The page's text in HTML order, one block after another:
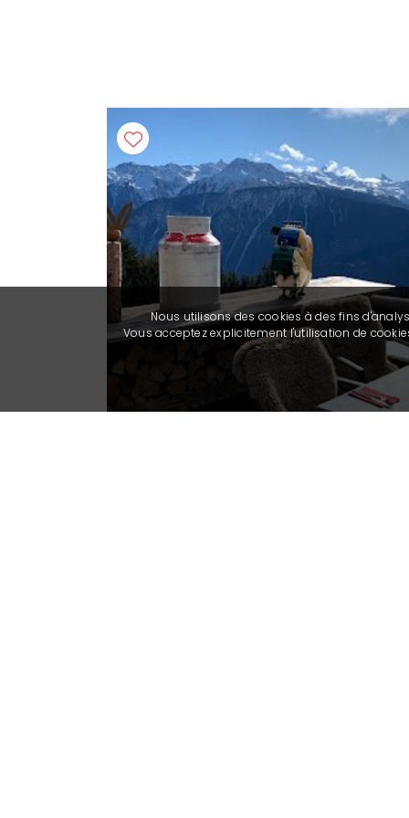
Nous utilisons des cookies à des fins
Vous acceptez explicitement l'utilisation de